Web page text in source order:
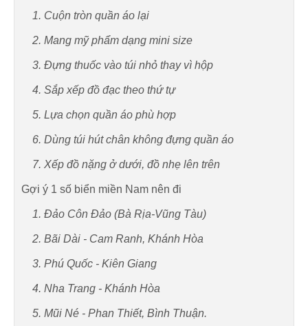
1. Cuộn tròn quần áo lại
2. Mang mỹ phẩm dạng mini size
3. Đựng thuốc vào túi nhỏ thay vì hộp
4. Sắp xếp đồ đạc theo thứ tự
5. Lựa chọn quần áo phù hợp
6. Dùng túi hút chân không đựng quần áo
7. Xếp đồ nặng ở dưới, đồ nhẹ lên trên
Gợi ý 1 số biển miền Nam nên đi
1. Đảo Côn Đảo (Bà Rịa-Vũng Tàu)
2. Bãi Dài - Cam Ranh, Khánh Hòa
3. Phú Quốc - Kiên Giang
4. Nha Trang - Khánh Hòa
5. Mũi Né - Phan Thiết, Bình Thuận.